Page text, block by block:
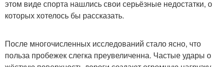
этом виде спорта нашлись свои серьёзные недостатки, о
которых хотелось бы рассказать.
После многочисленных исследований стало ясно, что
польза пробежек слегка преувеличенна. Частые удары о